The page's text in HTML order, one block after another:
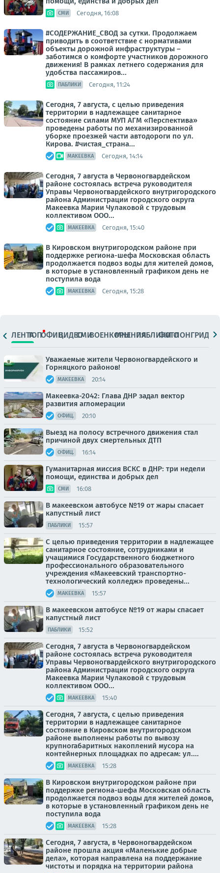
СМИ Сегодня, 16:08
#СОДЕРЖАНИЕ_СВОД за сутки. Продолжаем
приводить в соответствие с нормативами
объекты дорожной инфраструктуры –
заботимся о комфорте участников дорожного
движения! В рамках летнего содержания для
удобства пассажиров...
ПАБЛИКИ Сегодня, 11:24
Сегодня, 7 августа, с целью приведения
территории в надлежащее санитарное
состояние силами МУП АГМ «Перспектива»
проведены работы по механизированной
уборке проезжей части автодороги по ул.
Кирова. #чистая_страна...
МАКЕЕВКА Сегодня, 14:14
Сегодня, 7 августа в Червоногвардейском
районе состоялась встреча руководителя
Управы Червоногвардейского внутригородского
района Администрации городского округа
Макеевка Марии Чулаковой с трудовым
коллективом ООО...
МАКЕЕВКА Сегодня, 15:40
В Кировском внутригородском районе при
поддержке региона-шефа Московская область
продолжается подвоз воды для жителей домов,
в которые в установленный графиком день не
поступила вода
МАКЕЕВКА Сегодня, 15:28
ЛЕНТАТОПОФИЦ.ВИДЕОСМИВОЕНКОРЫМНЕНИЯПАБЛИКИ
ФОТОЛОНГРИДЫ
Уважаемые жители Червоногвардейского и
Горняцкого районов!
МАКЕЕВКА 20:14
Макеевка-2042: Глава ДНР задал вектор
развития агломерации
ОФИЦ. 20:10
Выезд на полосу встречного движения стал
причиной двух смертельных ДТП
ОФИЦ. 16:14
Гуманитарная миссия ВСКС в ДНР: три недели
помощи, единства и добрых дел
СМИ 16:08
В макеевском автобусе №19 от жары спасает
капустный лист
ПАБЛИКИ 15:57
С целью приведения территории в надлежащее
санитарное состояние, сотрудниками и
учащимися Государственного бюджетного
профессионального образовательного
учреждения «Макеевский транспортно-
технологический колледж» проведены...
МАКЕЕВКА 15:57
В макеевском автобусе №19 от жары спасает
капустный лист
ПАБЛИКИ 15:52
Сегодня, 7 августа в Червоногвардейском
районе состоялась встреча руководителя
Управы Червоногвардейского внутригородского
района Администрации городского округа
Макеевка Марии Чулаковой с трудовым
коллективом ООО...
МАКЕЕВКА 15:40
Сегодня, 7 августа, с целью приведения
территории в надлежащее санитарное
состояние в Кировском внутригородском
районе выполнены работы по вывозу
крупногабаритных накоплений мусора на
контейнерных площадках по адресам: ул....
МАКЕЕВКА 15:28
В Кировском внутригородском районе при
поддержке региона-шефа Московская область
продолжается подвоз воды для жителей домов,
в которые в установленный графиком день не
поступила вода
МАКЕЕВКА 15:28
Сегодня, 7 августа, в Червоногвардейском
районе прошла акция «Маленькие добрые
дела», которая направлена на поддержание
чистоты и порядка на территории района